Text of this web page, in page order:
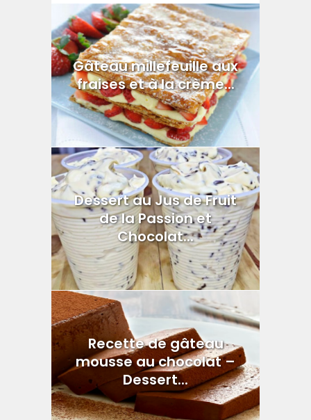
Gâteau millefeuille aux
fraises et à la crème...
Dessert au Jus de Fruit
de la Passion et
Chocolat...
Recette de gâteau
mousse au chocolat –
Dessert...